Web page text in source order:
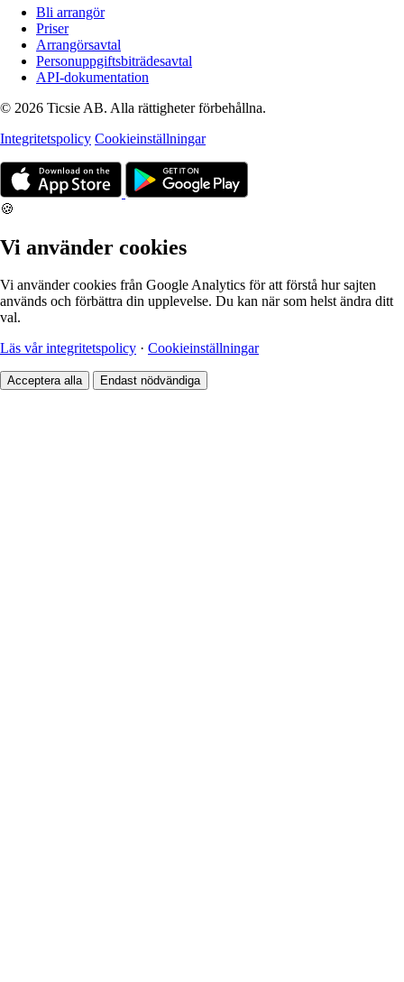
Bli arrangör
Priser
Arrangörsavtal
Personuppgiftsbiträdesavtal
API-dokumentation
© 2026 Ticsie AB. Alla rättigheter förbehållna.
Integritetspolicy Cookieinställningar
🍪
Vi använder cookies
Vi använder cookies från Google Analytics för att förstå hur sajten
används och förbättra din upplevelse. Du kan när som helst ändra ditt
val.
Läs vår integritetspolicy · Cookieinställningar
Acceptera alla Endast nödvändiga